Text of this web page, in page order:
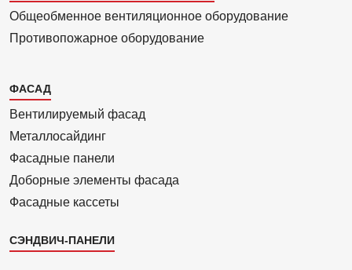
Общеобменное вентиляционное оборудование
Противопожарное оборудование
Каталог
2
ФАСАД
Вентилиру­емый фасад
Металло­сайдинг
Фасадные панели
Доборные элементы фасада
Фасадные кассеты
СЭНДВИЧ-ПАНЕЛИ